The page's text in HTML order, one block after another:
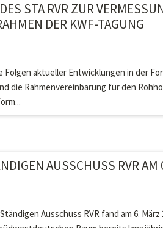
STA RVR ZUR
DER KWF-TAGUNG
Folgen aktueller Entwicklungen in der
die Rahmenvereinbarung für den
AUSSCHUSS RVR AM
Ausschuss RVR fand am 6.